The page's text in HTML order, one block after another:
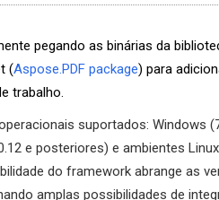
pegando as binárias da
(Aspose.PDF package) para
trabalho.
suportados: Windows
e posteriores) e ambientes
do framework abrange as
amplas possibilidades de